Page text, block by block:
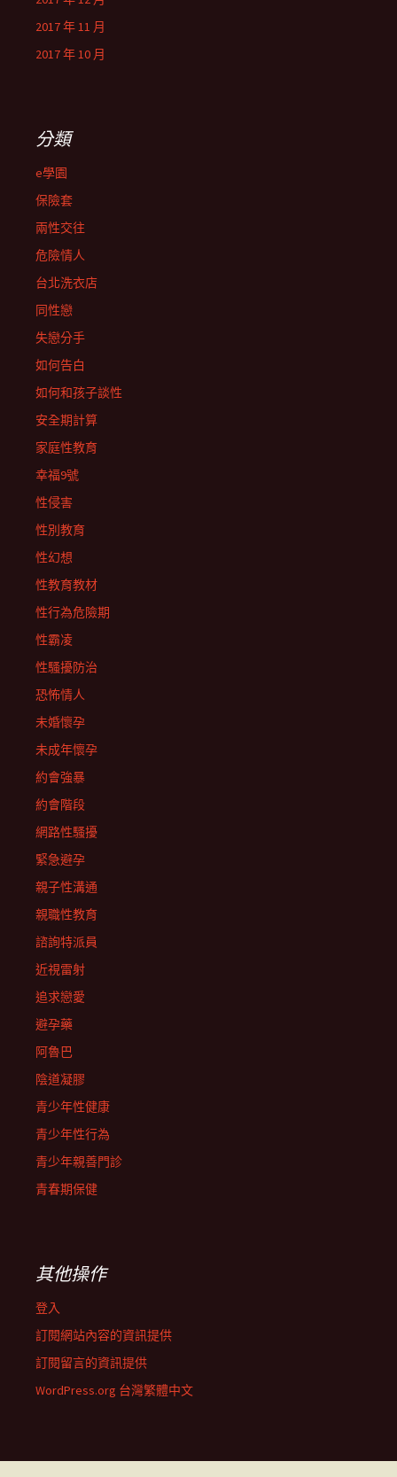
2017 年 11 月
2017 年 10 月
分類
e學園
保險套
兩性交往
危險情人
台北洗衣店
同性戀
失戀分手
如何告白
如何和孩子談性
安全期計算
家庭性教育
幸福9號
性侵害
性別教育
性幻想
性教育教材
性行為危險期
性霸凌
性騷擾防治
恐怖情人
未婚懷孕
未成年懷孕
約會強暴
約會階段
網路性騷擾
緊急避孕
親子性溝通
親職性教育
諮詢特派員
近視雷射
追求戀愛
避孕藥
阿魯巴
陰道凝膠
青少年性健康
青少年性行為
青少年親善門診
青春期保健
其他操作
登入
訂閱網站內容的資訊提供
訂閱留言的資訊提供
WordPress.org 台灣繁體中文